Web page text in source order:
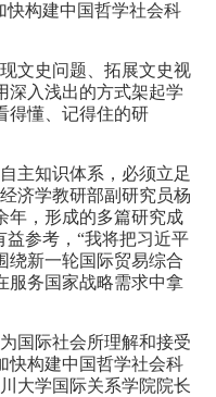
快构建中国哲学社会科
文史问题、拓展文史视
深入浅出的方式架起学
得懂、记得住的研
主知识体系，必须立足
济学教研部副研究员杨
年，形成的多篇研究成
益参考，“我将把习近平
绕新一轮国际贸易综合
服务国家战略需求中拿
国际社会所理解和接受
快构建中国哲学社会科
大学国际关系学院院长